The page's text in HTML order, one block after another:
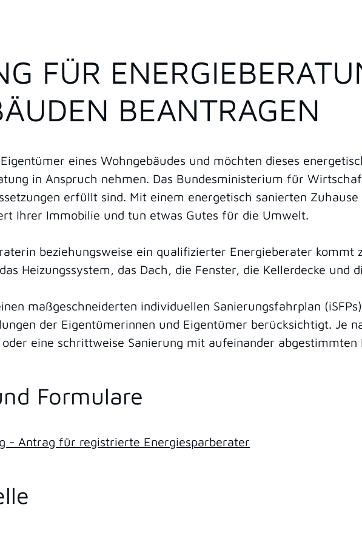
FÜR
BEANTRAGEN
eines Wohngebäudes und möchten dieses
in Anspruch nehmen. Das Bundesministerium für
erfüllt sind. Mit einem energetisch sanierten Zuhause
Ihrer Immobilie und tun etwas Gutes für die Umwelt.
beziehungsweise ein qualifizierter Energieberater kommt
Heizungssystem, das Dach, die Fenster, die Kellerdecke und
maßgeschneiderten individuellen Sanierungsfahrplan
der Eigentümerinnen und Eigentümer berücksichtigt. Je
eine schrittweise Sanierung mit aufeinander abgestimmten
Formulare
- Antrag für registrierte Energiesparberater